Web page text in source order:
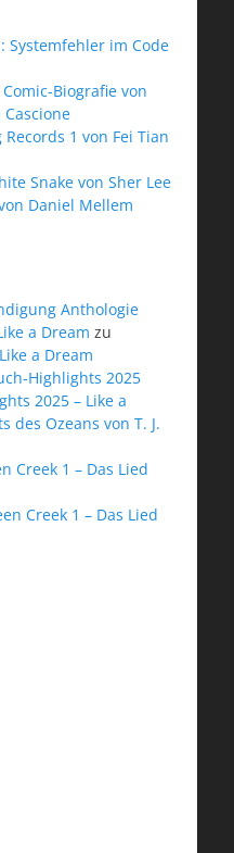
Systemfehler im Code
Biografie von
1 von Fei Tian
Snake von Sher Lee
Daniel Mellem
Anthologie
a Dream zu
a Dream
Highlights 2025
2025 – Like a
des Ozeans von T. J.
Creek 1 – Das Lied
Creek 1 – Das Lied